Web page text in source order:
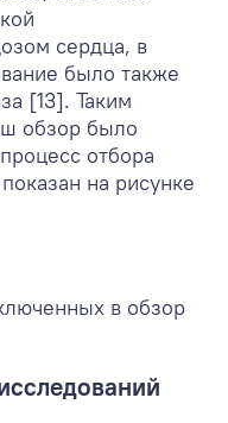
сердца, в
было также
[13]. Таким
обзор было
отбора
на рисунке
в обзор